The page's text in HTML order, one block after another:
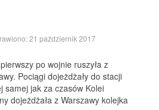
21 październik 2017
po wojnie ruszyła z
Pociągi dojeżdżały do stacji
samej jak za czasów Kolei
dojeżdżała z Warszawy kolejka